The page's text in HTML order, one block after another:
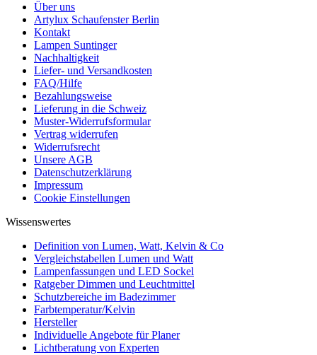
Über uns
Artylux Schaufenster Berlin
Kontakt
Lampen Suntinger
Nachhaltigkeit
Liefer- und Versandkosten
FAQ/Hilfe
Bezahlungsweise
Lieferung in die Schweiz
Muster-Widerrufsformular
Vertrag widerrufen
Widerrufsrecht
Unsere AGB
Datenschutzerklärung
Impressum
Cookie Einstellungen
Wissenswertes
Definition von Lumen, Watt, Kelvin & Co
Vergleichstabellen Lumen und Watt
Lampenfassungen und LED Sockel
Ratgeber Dimmen und Leuchtmittel
Schutzbereiche im Badezimmer
Farbtemperatur/Kelvin
Hersteller
Individuelle Angebote für Planer
Lichtberatung von Experten